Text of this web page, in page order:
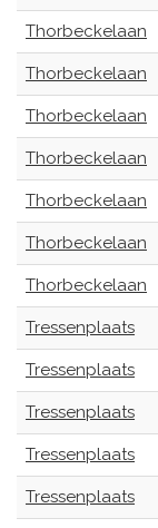
Thorbeckelaan
Thorbeckelaan
Thorbeckelaan
Thorbeckelaan
Thorbeckelaan
Thorbeckelaan
Thorbeckelaan
Tressenplaats
Tressenplaats
Tressenplaats
Tressenplaats
Tressenplaats